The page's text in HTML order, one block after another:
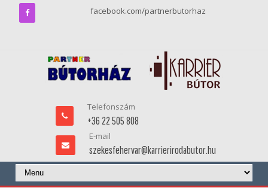
facebook.com/partnerbutorhaz
Telefonszám
+36 22 505 808
E-mail
szekesfehervar@karrierirodabutor.hu